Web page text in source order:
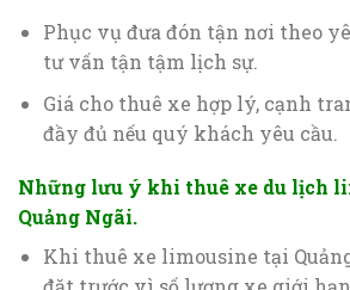
Phục vụ đưa đón tận nơi theo
tư vấn tận tậm lịch sự.
Giá cho thuê xe hợp lý, cạnh
đầy đủ nếu quý khách yêu cầu.
Những lưu ý khi thuê xe du lịch
Quảng Ngãi.
Khi thuê xe limousine tại